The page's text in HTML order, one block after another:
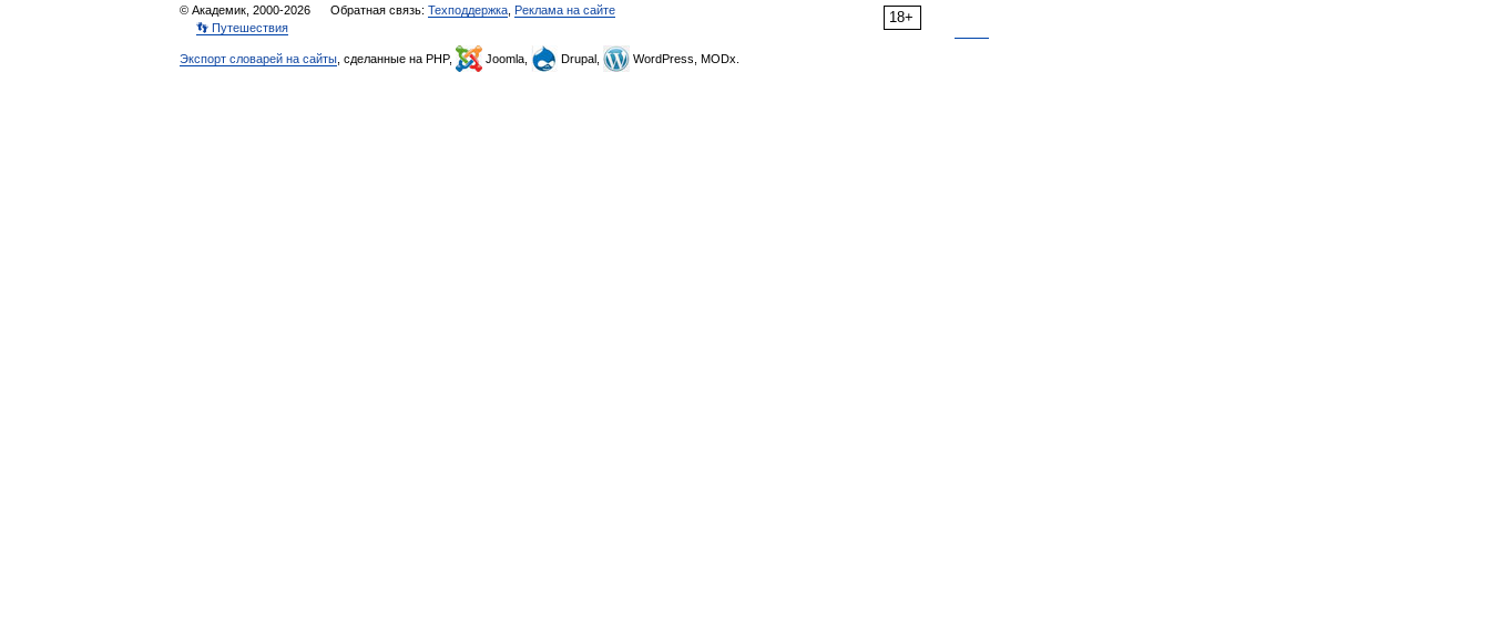
18+
© Академик, 2000-2026 Обратная связь: Техподдержка Реклама на сайте
👣 Путешествия
Экспорт словарей на сайты , сделанные на PHP, Joomla, Drupal, WordPress, MODx.